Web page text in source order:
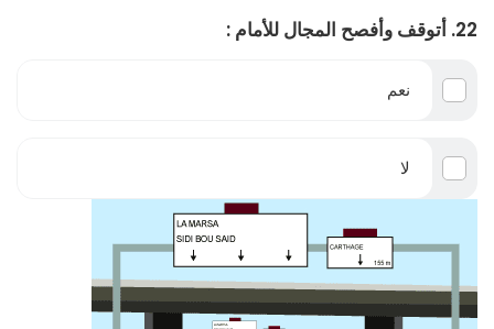
22. أتوقف وأفصح المجال للأمام :
نعم
لا